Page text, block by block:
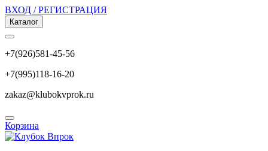
ВХОД / РЕГИСТРАЦИЯ
Каталог
+7(926)581-45-56
+7(995)118-16-20
zakaz@klubokvprok.ru
Корзина